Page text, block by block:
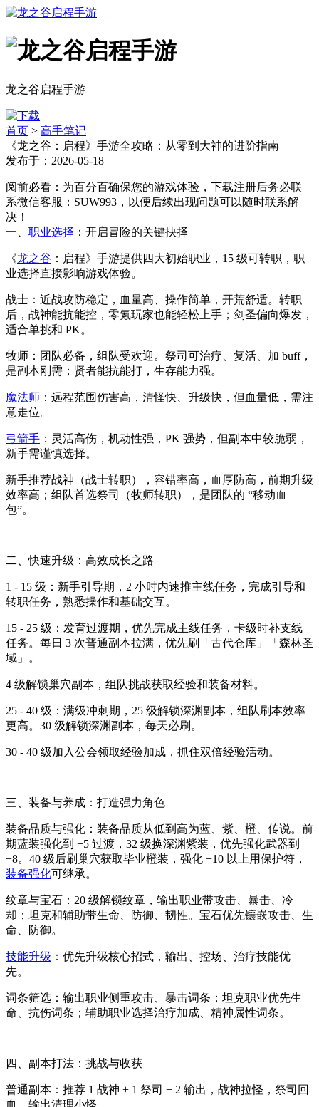
龙之谷启程手游
首页 > 高手笔记
《龙之谷：启程》手游全攻略：从零到大神的进阶指南
发布于：2026-05-18
阅前必看：为百分百确保您的游戏体验，下载注册后务必联
系微信客服：SUW993，以便后续出现问题可以随时联系解
决！
一、 职业选择 ：开启冒险的关键抉择
《龙之谷 ：启程》手游提供四大初始职业，15 级可转职，职
业选择直接影响游戏体验。
战士：近战攻防稳定，血量高、操作简单，开荒舒适。转职
后，战神能抗能控，零氪玩家也能轻松上手；剑圣偏向爆发，
适合单挑和 PK。
牧师：团队必备，组队受欢迎。祭司可治疗、复活、加 buff，
是副本刚需；贤者能抗能打，生存能力强。
魔法师 ：远程范围伤害高，清怪快、升级快，但血量低，需注
意走位。
弓箭手 ：灵活高伤，机动性强，PK 强势，但副本中较脆弱，
新手需谨慎选择。
新手推荐战神（战士转职），容错率高，血厚防高，前期升级
效率高；组队首选祭司（牧师转职），是团队的 “移动血
包”。
二、快速升级：高效成长之路
1 - 15 级：新手引导期，2 小时内速推主线任务，完成引导和
转职任务，熟悉操作和基础交互。
15 - 25 级：发育过渡期，优先完成主线任务，卡级时补支线
任务。每日 3 次普通副本拉满，优先刷「古代仓库」「森林圣
域」。
4 级解锁巢穴副本，组队挑战获取经验和装备材料。
25 - 40 级：满级冲刺期，25 级解锁深渊副本，组队刷本效率
更高。30 级解锁深渊副本，每天必刷。
30 - 40 级加入公会领取经验加成，抓住双倍经验活动。
三、装备与养成：打造强力角色
装备品质与强化：装备品质从低到高为蓝、紫、橙、传说。前
期蓝装强化到 +5 过渡，32 级换深渊紫装，优先强化武器到
+8。40 级后刷巢穴获取毕业橙装，强化 +10 以上用保护符，
装备强化可继承。
纹章与宝石：20 级解锁纹章，输出职业带攻击、暴击、冷
却；坦克和辅助带生命、防御、韧性。宝石优先镶嵌攻击、生
命、防御。
技能升级 ：优先升级核心招式，输出、控场、治疗技能优
先。
词条筛选：输出职业侧重攻击、暴击词条；坦克职业优先生
命、抗伤词条；辅助职业选择治疗加成、精神属性词条。
四、副本打法：挑战与收获
普通副本：推荐 1 战神 + 1 祭司 + 2 输出，战神拉怪，祭司回
血，输出清理小怪。